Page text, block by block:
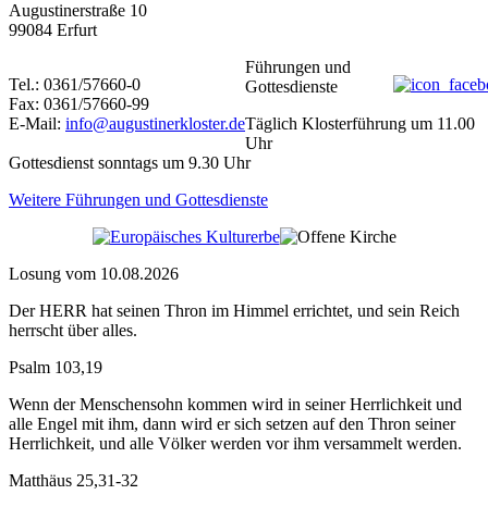
Augustinerstraße 10
99084 Erfurt
Tel.: 0361/57660-0
Fax: 0361/57660-99
E-Mail: info@augustinerkloster.de
Führungen und
Gottesdienste
Täglich Klosterführung um 11.00
Uhr
Gottesdienst sonntags um 9.30 Uhr
Weitere Führungen und Gottesdienste
Losung vom 10.08.2026
Der HERR hat seinen Thron im Himmel errichtet, und sein Reich
herrscht über alles.
Psalm 103,19
Wenn der Menschensohn kommen wird in seiner Herrlichkeit und
alle Engel mit ihm, dann wird er sich setzen auf den Thron seiner
Herrlichkeit, und alle Völker werden vor ihm versammelt werden.
Matthäus 25,31-32